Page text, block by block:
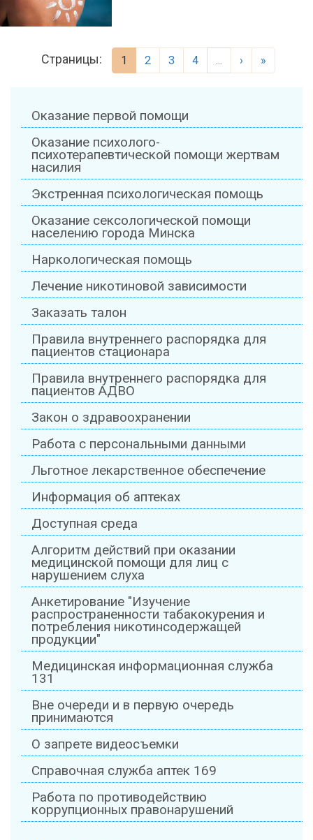
Страницы: 1 2 3 4 ... › »
Оказание первой помощи
Оказание психолого-
психотерапевтической помощи жертвам
насилия
Экстренная психологическая помощь
Оказание сексологической помощи
населению города Минска
Наркологическая помощь
Лечение никотиновой зависимости
Заказать талон
Правила внутреннего распорядка для
пациентов стационара
Правила внутреннего распорядка для
пациентов АДВО
Закон о здравоохранении
Работа с персональными данными
Льготное лекарственное обеспечение
Информация об аптеках
Доступная среда
Алгоритм действий при оказании
медицинской помощи для лиц с
нарушением слуха
Анкетирование "Изучение
распространенности табакокурения и
потребления никотинсодержащей
продукции"
Медицинская информационная служба
131
Вне очереди и в первую очередь
принимаются
О запрете видеосъемки
Справочная служба аптек 169
Работа по противодействию
коррупционных правонарушений